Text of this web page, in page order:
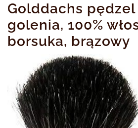
Golddachs pędzel
golenia, 100%
borsuka, brązowy